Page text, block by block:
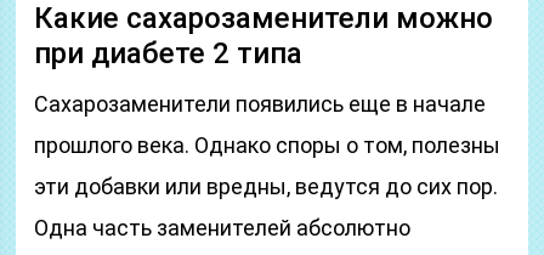
Какие сахарозаменители можно
при диабете 2 типа
Сахарозаменители появились еще в начале
прошлого века. Однако споры о том, полезны
эти добавки или вредны, ведутся до сих пор.
Одна часть заменителей абсолютно